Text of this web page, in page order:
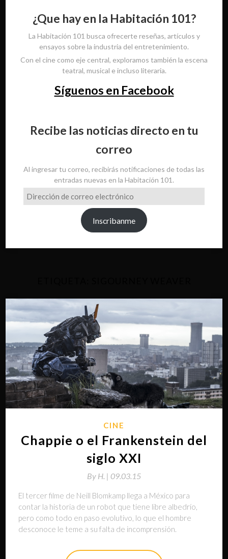
¿Que hay en la Habitación 101?
La Habitación 101 busca ofrecerte reseñas, artículos y
ensayos sobre la industria del entretenimiento.
Con el cine como eje central, exploramos también la escena
teatral, musical e incluso literaria.
Síguenos en Facebook
Recibe las noticias directo en tu
correo
Al ingresar tu correo, recibirás notificaciones de todas las
entradas nuevas en la Habitación 101.
Dirección
de
Inscribanme
CINE
Chappie o el Frankenstein del
siglo XXI
By H. | 09.03.15
El tercer filme de Neill Blomkamp llega a México para
contar la historia de un robot que tiene libre albedrío,
pero como todo en paso evolutivo, lo que el hombre
desconoce le teme a su falta de incomprensión.